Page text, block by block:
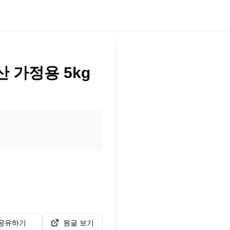
가정용 5kg
유하기 원글 보기